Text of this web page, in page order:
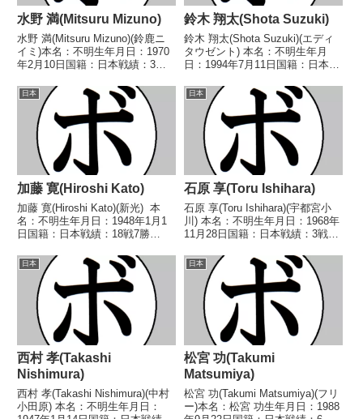
水野 満(Mitsuru Mizuno)
水野 満(Mitsuru Mizuno)(鈴鹿ニ
イミ)本名：不明生年月日：1970
年2月10日国籍：日本戦績：3戦2
1994年度中日本スーパーバンタ
ム級新人王【戦歴】1994/06/24
○1RTKO 田代 ...
鈴木 翔太(Shota Suzuki)
鈴木 翔太(Shota Suzuki)(エディ
タウゼント) 本名：不明生年月
日：1994年7月11日国籍：日本戦
ル】なし 【戦歴】2011/12/11
○4RTKO 菅原 正啓(堺フェニッ
クス興和) 【補...
日本
加藤 寛(Hiroshi Kato)
加藤 寛(Hiroshi Kato)(新光) 本
名：不明生年月日：1948年1月1
日国籍：日本戦績：18戦7勝
なし 【戦歴】1966/04/04
●1RKO 田中 和夫(大阪新
和)1966/06/1...
日本
石原 享(Toru Ishihara)
石原 享(Toru Ishihara)(宇都宮小
川) 本名：不明生年月日：1968年
11月28日国籍：日本戦績：3戦1
し 【戦歴】1990/10/08 ○4R判
定 (採点不明) 岡崎 順哉(東
拳)1990/12/0...
日本
西村 孝(Takashi
Nishimura)
西村 孝(Takashi Nishimura)(中村
小田原) 本名：不明生年月日：
日本
松宮 功(Takumi
Matsumiya)
松宮 功(Takumi Matsumiya)(フリ
ー)本名：松宮 功生年月日：1988